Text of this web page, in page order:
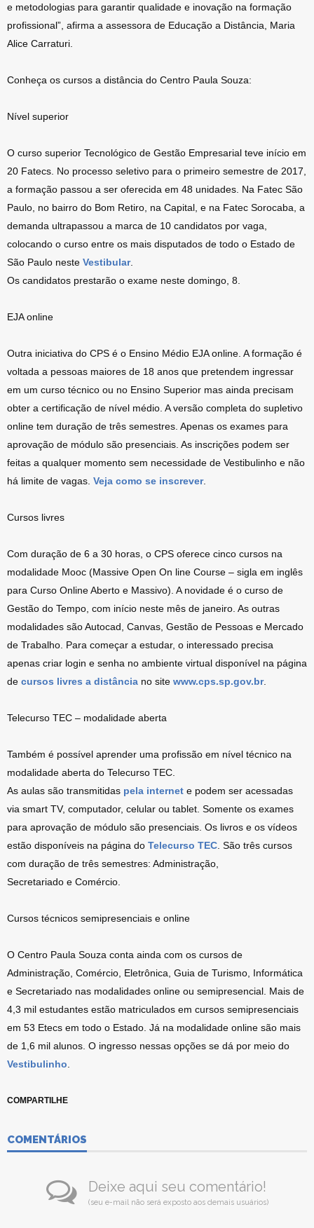
e metodologias para garantir qualidade e inovação na formação
profissional”, afirma a assessora de Educação a Distância, Maria
Alice Carraturi.
Conheça os cursos a distância do Centro Paula Souza:
Nível superior
O curso superior Tecnológico de Gestão Empresarial teve início em
20 Fatecs. No processo seletivo para o primeiro semestre de 2017,
a formação passou a ser oferecida em 48 unidades. Na Fatec São
Paulo, no bairro do Bom Retiro, na Capital, e na Fatec Sorocaba, a
demanda ultrapassou a marca de 10 candidatos por vaga,
colocando o curso entre os mais disputados de todo o Estado de
São Paulo neste Vestibular.
Os candidatos prestarão o exame neste domingo, 8.
EJA online
Outra iniciativa do CPS é o Ensino Médio EJA online. A formação é
voltada a pessoas maiores de 18 anos que pretendem ingressar
em um curso técnico ou no Ensino Superior mas ainda precisam
obter a certificação de nível médio. A versão completa do supletivo
online tem duração de três semestres. Apenas os exames para
aprovação de módulo são presenciais. As inscrições podem ser
feitas a qualquer momento sem necessidade de Vestibulinho e não
há limite de vagas. Veja como se inscrever.
Cursos livres
Com duração de 6 a 30 horas, o CPS oferece cinco cursos na
modalidade Mooc (Massive Open On line Course – sigla em inglês
para Curso Online Aberto e Massivo). A novidade é o curso de
Gestão do Tempo, com início neste mês de janeiro. As outras
modalidades são Autocad, Canvas, Gestão de Pessoas e Mercado
de Trabalho. Para começar a estudar, o interessado precisa
apenas criar login e senha no ambiente virtual disponível na página
de cursos livres a distância no site www.cps.sp.gov.br.
Telecurso TEC – modalidade aberta
Também é possível aprender uma profissão em nível técnico na
modalidade aberta do Telecurso TEC.
As aulas são transmitidas pela internet e podem ser acessadas
via smart TV, computador, celular ou tablet. Somente os exames
para aprovação de módulo são presenciais. Os livros e os vídeos
estão disponíveis na página do Telecurso TEC . São três cursos
com duração de três semestres: Administração,
Secretariado e Comércio.
Cursos técnicos semipresenciais e online
O Centro Paula Souza conta ainda com os cursos de
Administração, Comércio, Eletrônica, Guia de Turismo, Informática
e Secretariado nas modalidades online ou semipresencial. Mais de
4,3 mil estudantes estão matriculados em cursos semipresenciais
em 53 Etecs em todo o Estado. Já na modalidade online são mais
de 1,6 mil alunos. O ingresso nessas opções se dá por meio do
Vestibulinho
COMPARTILHE
COMENTÁRIOS
Deixe aqui seu comentário!
(seu e-mail não será exposto aos demais usuários)